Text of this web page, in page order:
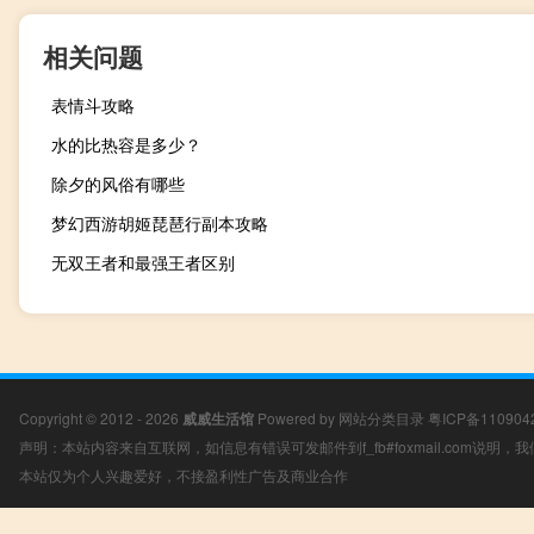
相关问题
表情斗攻略
水的比热容是多少？
除夕的风俗有哪些
梦幻西游胡姬琵琶行副本攻略
无双王者和最强王者区别
Copyright © 2012 - 2026 威威生活馆 Powered by 网站分类目录 粤ICP备
声明：本站内容来自互联网，如信息有错误可发邮件到f_fb#foxmail.com说明，
本站仅为个人兴趣爱好，不接盈利性广告及商业合作